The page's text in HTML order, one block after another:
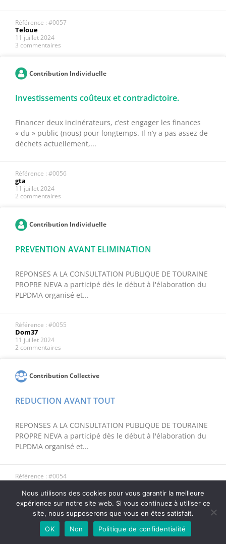
Référence : #0057
Teloue
11 juillet 2024
3 commentaires
Contribution Individuelle
Investissements coûteux et contradictoire.
Financer deux incinérateurs, c’est engager les finances
« du » public (nous) pour longtemps. Il n’y a pas assez de
déchets actuellement,...
Référence : #0056
gta
11 juillet 2024
2 commentaires
Contribution Individuelle
PREVENTION AVANT ELIMINATION
REPONSES A LA CONSULTATION PUBLIQUE DE TOURAINE
PROPRE NEVA a participé dès le début à l'élaboration du
PLPDMA organisé et...
Référence : #0055
Dom37
11 juillet 2024
2 commentaires
Contribution Collective
REDUCTION AVANT TOUT
REPONSES A LA CONSULTATION PUBLIQUE DE TOURAINE
PROPRE NEVA a participé dès le début à l'élaboration du
PLPDMA organisé et...
Référence : #0054
Dom37
11 juillet 2024
2 commentaires
Contribution Collective
Nous utilisons des cookies pour vous garantir la meilleure
expérience sur notre site web. Si vous continuez à utiliser ce
site, nous supposerons que vous en êtes satisfait.
OK
Non Politique de confidentialité